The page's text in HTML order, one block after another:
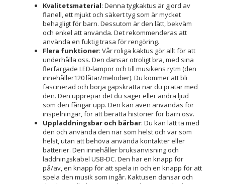
Kvalitetsmaterial: Denna tygkaktus är gjord av
flanell, ett mjukt och säkert tyg som är mycket
behagligt för barn. Dessutom är den lätt, bekväm
och enkel att använda. Det rekommenderas att
använda en fuktig trasa för rengöring.
Flera funktioner: Vår roliga kaktus gör allt för att
underhålla oss. Den dansar otroligt bra, med sina
flerfärgade LED-lampor och till musikens rytm (den
innehåller120 låtar/melodier). Du kommer att bli
fascinerad och börja gapskratta när du pratar med
den. Den upprepar det du säger eller andra ljud
som den fångar upp. Den kan även användas för
inspelningar, för att berätta historier för barn osv.
Uppladdningsbar och bärbar: Du kan lätt ta med
den och använda den när som helst och var som
helst, utan att behöva använda kontakter eller
batterier. Den innehåller bruksanvisning och
laddningskabel USB-DC. Den har en knapp för
på/av, en knapp för att spela in och en knapp för att
spela den musik som ingår. Kaktusen dansar och